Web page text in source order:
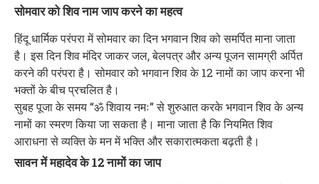
सोमवार को शिव नाम जाप करने का महत्व
हिंदू धार्मिक परंपरा में सोमवार का दिन भगवान शिव को समर्पित माना जाता
है। इस दिन शिव मंदिर जाकर जल, बेलपत्र और अन्य पूजन सामग्री अर्पित
करने की परंपरा है। सोमवार को भगवान शिव के 12 नामों का जाप करना भी
भक्तों के बीच प्रचलित है।
सुबह पूजा के समय “ॐ शिवाय नमः” से शुरुआत करके भगवान शिव के अन्य
नामों का स्मरण किया जा सकता है। माना जाता है कि नियमित शिव
आराधना से व्यक्ति के मन में भक्ति और सकारात्मकता बढ़ती है।
सावन में महादेव के 12 नामों का जाप